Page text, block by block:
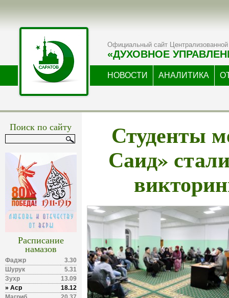
Официальный сайт Централизованной
«ДУХОВНОЕ
НОВОСТИ АНАЛИТИКА
Поиск по сайту
Расписание
намазов
Фаджр
3.30
Шурук
5.31
Зухр
13.09
» Аср
18.12
Студенты
Саид»